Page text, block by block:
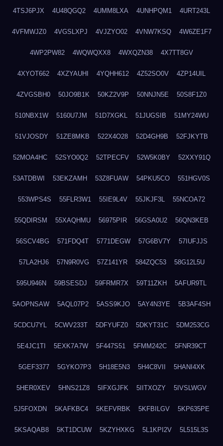
4TSJ6PJX 4U48QGQ2 4UMM8LXA 4UNHPQM1 4URT243L
4VFMWJZ0 4VGSLXPJ 4VJZYO02 4VNW7KSQ 4W6ZE1F7
4WP2PW82 4WQWQXX8 4WXQZN38 4X7TT8GV
4XYOT662 4XZYAUHI 4YQHH612 4Z52SO0V 4ZP14UIL
4ZVGSBH0 50JO9B1K 50KZ2V9P 50NNJN5E 50S8F1Z0
510NBX1W 5160U7JM 51D7XGKL 51JUGSIB 51MY24WU
51VJOSDY 51ZE8MKB 522X4O28 52D4GH9B 52FJKYTB
52MOA4HC 52SYO0Q2 52TPECFV 52W5K0BY 52XXY91Q
53ATDBWI 53EKZAMH 53Z8FUAW 54PKU5CO 551HGV0S
553WPS4S 55FLR3W1 55IE9L4V 55JKJF3L 55NCOA72
55QDIRSM 55XAQHMU 56975PIR 56GSA0U2 56QN3KEB
56SCV4BG 571FDQ4T 5771DEGW 57G6BV7Y 57IUFJJS
57LA2HJ6 57N9R0VG 57Z141YR 584ZQC53 58G12L5U
595U946N 59BSESDJ 59FRMR7X 59T11ZKH 5AFUR9TL
5AOPNSAW 5AQL07P2 5ASS9KJO 5AY4N3YE 5B3AF4SH
5CDCU7YL 5CWV233T 5DFYUFZ0 5DKYT31C 5DM253CG
5E4JC1TI 5EXK7A7W 5F447S51 5FMM242C 5FNR39CT
5GEF3377 5GYKO7P3 5H18E5N3 5H4C8VII 5HANI4XK
5HER0XEV 5HNS21Z8 5IFXGJFK 5IITXOZY 5IVSLWGV
5J5FOXDN 5KAFKBC4 5KEFVRBK 5KFBILGV 5KP635PE
5KSAQAB8 5KT1DCUW 5KZYHXKG 5L1KPI2V 5L515L3S